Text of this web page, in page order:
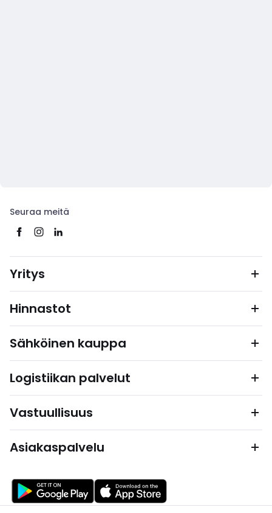
Seuraa meitä
Yritys
Hinnastot
Sähköinen kauppa
Logistiikan palvelut
Vastuullisuus
Asiakaspalvelu